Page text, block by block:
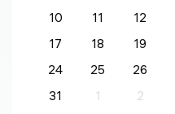
10
11 12
17
18 19
24
25 26
31
1 2